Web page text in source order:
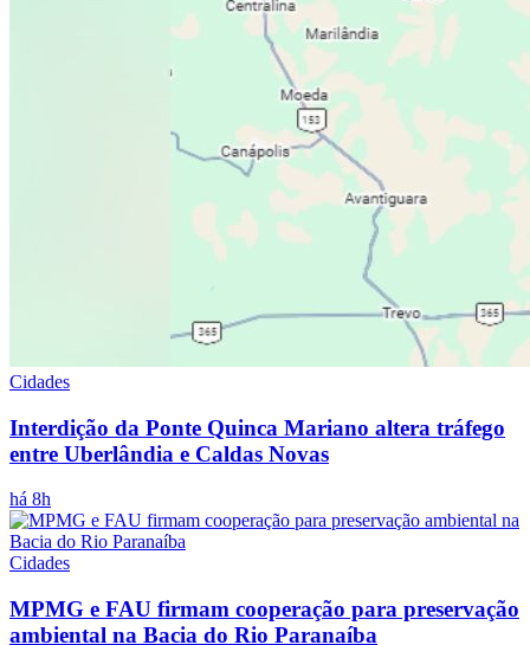
Cidades
Interdição da Ponte Quinca Mariano altera tráfego
entre Uberlândia e Caldas Novas
há 8h
Cidades
MPMG e FAU firmam cooperação para preservação
ambiental na Bacia do Rio Paranaíba